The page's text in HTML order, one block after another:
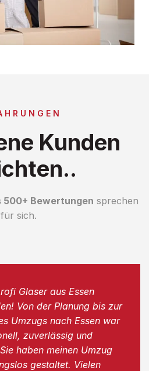
Kunden
500+ Bewertungen sprechen
für sich.
Glaser aus Essen
Von der Planung bis zur
Umzugs nach Essen war
zuverlässig und
haben meinen Umzug
gestaltet. Vielen